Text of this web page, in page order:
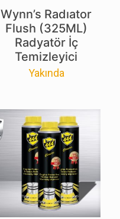
Wynn’s Radıator
Flush (325ML)
Radyatör İç
Temizleyici
Yakında